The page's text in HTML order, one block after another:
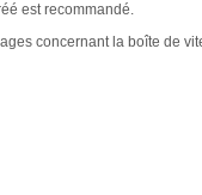
est recommandé.
concernant la boîte de